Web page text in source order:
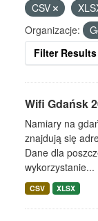
CSV
Organizacje:
Filter Results
Wifi Gdańsk
Namiary na
znajdują się
Dane dla
wykorzystanie...
CSV XLSX